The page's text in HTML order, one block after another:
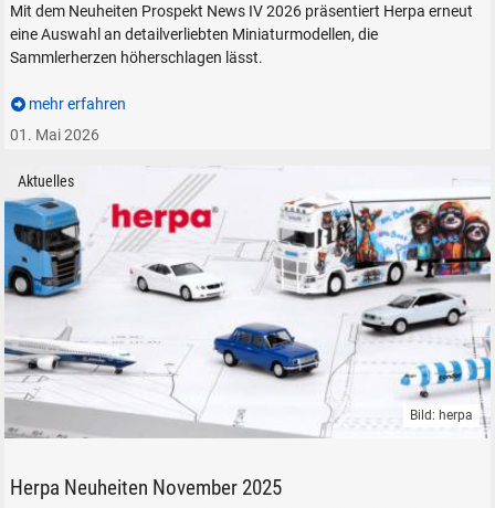
Mit dem Neuheiten Prospekt News IV 2026 präsentiert Herpa erneut
eine Auswahl an detailverliebten Miniaturmodellen, die
Sammlerherzen höherschlagen lässt.
mehr erfahren
01. Mai 2026
Bild: herpa
Herpa Neuheiten November 2025
Aktuelles